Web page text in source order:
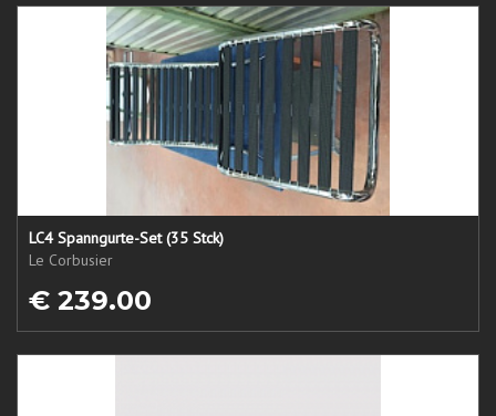
LC4 Spanngurte-Set (35 Stck)
Le Corbusier
€ 239.00